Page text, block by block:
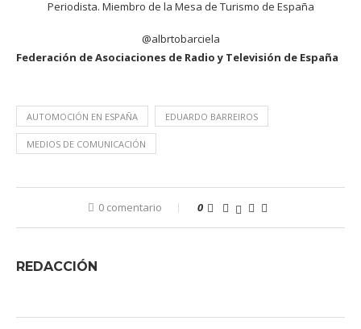
Periodista. Miembro de la Mesa de Turismo de España
@albrtobarciela
Federación de Asociaciones de Radio y Televisión de España
AUTOMOCIÓN EN ESPAÑA EDUARDO BARREIROS
MEDIOS DE COMUNICACIÓN
0 comentario 0
REDACCIÓN